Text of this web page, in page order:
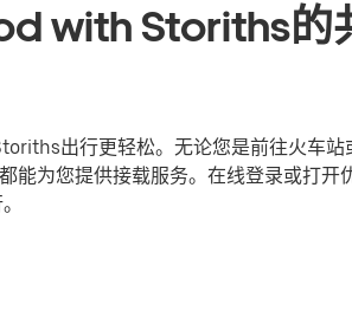
with Storiths的
出行更轻松。无论您是前往火车站
能为您提供接载服务。在线登录或打开